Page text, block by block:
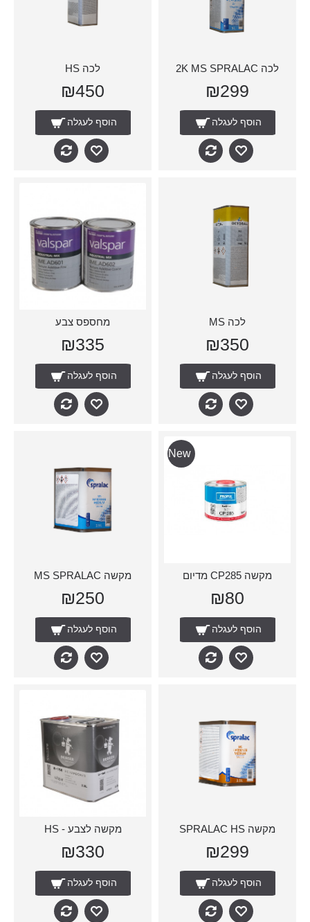
לכה 2K MS SPRALAC
₪299
הוסף לעגלה
לכה HS
₪450
הוסף לעגלה
לכה MS
₪350
הוסף לעגלה
מחספס צבע
₪335
הוסף לעגלה
New
מקשה CP285 מדיום
₪80
הוסף לעגלה
מקשה MS SPRALAC
₪250
הוסף לעגלה
מקשה SPRALAC HS
₪299
הוסף לעגלה
מקשה לצבע - HS
₪330
הוסף לעגלה